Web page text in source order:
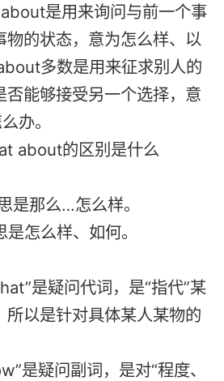
是用来询问与前一个事
物的状态，意为怎么样、以
多数是用来征求别人的
否能够接受另一个选择，意
办。
about的区别是什么
是那么…怎么样。
怎么样、如何。
是疑问代词，是“指代”某
所以是针对具体某人某物的
是疑问副词，是对“程度、